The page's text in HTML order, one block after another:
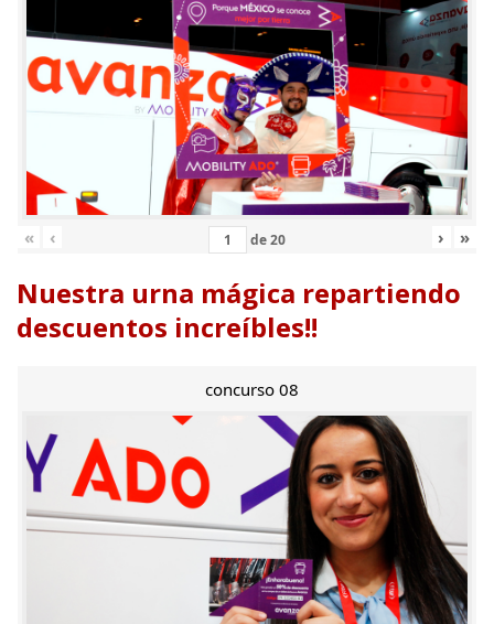
« ‹ de20 › »
Nuestra urna mágica repartiendo
descuentos increíbles!!
concurso 08